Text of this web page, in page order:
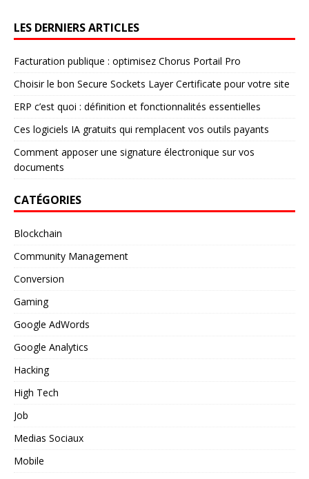
LES DERNIERS ARTICLES
Facturation publique : optimisez Chorus Portail Pro
Choisir le bon Secure Sockets Layer Certificate pour votre site
ERP c’est quoi : définition et fonctionnalités essentielles
Ces logiciels IA gratuits qui remplacent vos outils payants
Comment apposer une signature électronique sur vos
documents
CATÉGORIES
Blockchain
Community Management
Conversion
Gaming
Google AdWords
Google Analytics
Hacking
High Tech
Job
Medias Sociaux
Mobile